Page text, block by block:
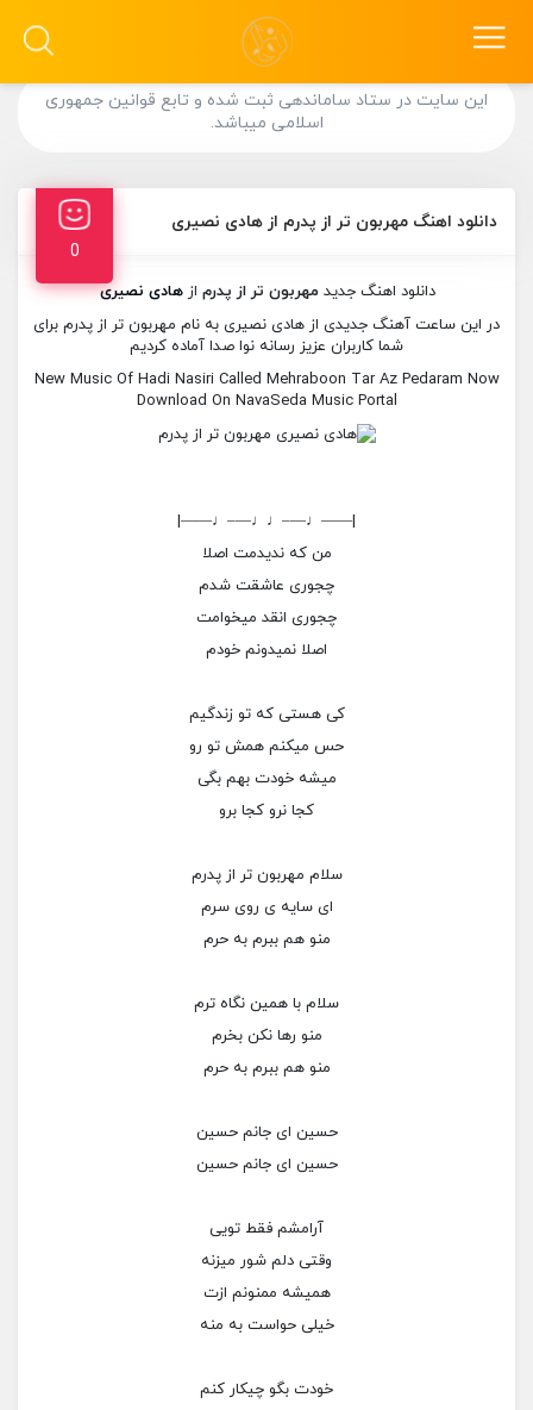
این سایت در ستاد ساماندهی ثبت شده و تابع قوانین جمهوری
اسلامی میباشد.
دانلود اهنگ مهربون تر از پدرم از هادی نصیری
0
دانلود اهنگ جدید مهربون تر از پدرم از هادی نصیری
در این ساعت آهنگ جدیدی از هادی نصیری به نام مهربون تر از پدرم برای
شما کاربران عزیز رسانه نوا صدا آماده کردیم
New Music Of Hadi Nasiri Called Mehraboon Tar Az Pedaram Now
Download On NavaSeda Music Portal
|——♩—–♩♩—–♩——|
من که ندیدمت اصلا
چجوری عاشقت شدم
چجوری انقد میخوامت
اصلا نمیدونم خودم
کی هستی که تو زندگیم
حس میکنم همش تو رو
میشه خودت بهم بگی
کجا نرو کجا برو
سلام مهربون تر از پدرم
ای سایه ی روی سرم
منو هم ببرم به حرم
سلام با همین نگاه ترم
منو رها نکن بخرم
منو هم ببرم به حرم
حسین ای جانم حسین
حسین ای جانم حسین
آرامشم فقط تویی
وقتی دلم شور میزنه
همیشه ممنونم ازت
خیلی حواست به منه
خودت بگو چیکار کنم